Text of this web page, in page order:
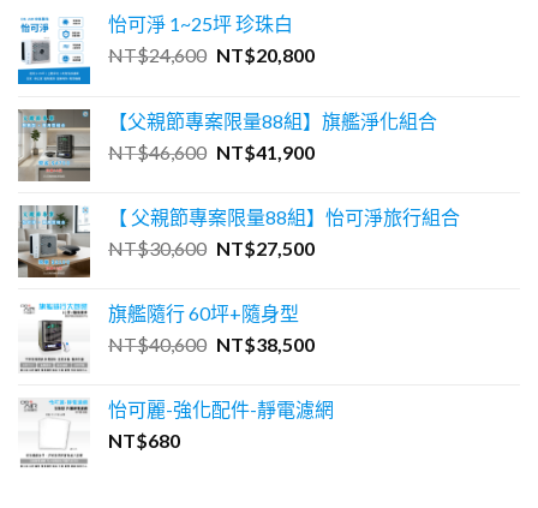
怡可淨 1~25坪 珍珠白
NT$24,600 原
格：
NT$24,600。
NT$20,800目
格：
NT$20,800。
【父親節專案限量88組】旗艦淨化組合
NT$46,600 原
格：
NT$46,600。
NT$41,900目
格：
NT$41,900。
【 父親節專案限量88組】怡可淨旅行組合
NT$30,600 原
格：
NT$30,600。
NT$27,500目
NT$27,500。
旗艦隨行 60坪+隨身型
NT$40,600 原
格：
NT$38,500目
格：
怡可麗-強化配件-靜電濾網
NT$680